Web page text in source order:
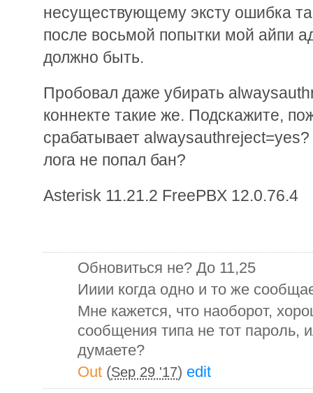
несуществующему эксту ошибка
после восьмой попытки мой айпи
должно быть.
Пробовал даже убирать
коннекте такие же. Подскажите,
срабатывает
лога не попал бан?
Asterisk 11.21.2 FreePBX 12.0.76.4
Обновиться не? До 11,25
Ииии когда одно и то же
Мне кажется, что наоборот,
сообщения типа не тот пароль,
думаете?
Out (Sep 29 '17) edit